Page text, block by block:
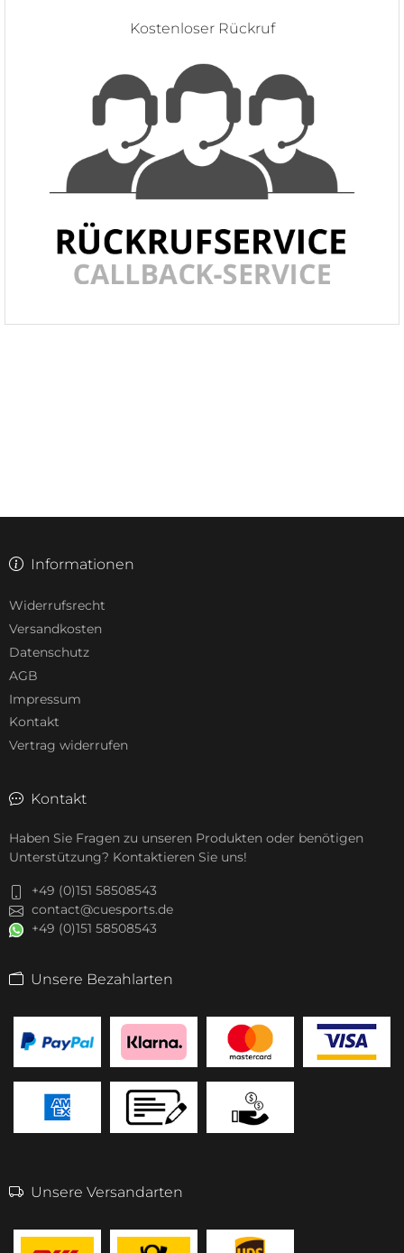
Kostenloser Rückruf
Informationen
Widerrufsrecht
Versandkosten
Datenschutz
AGB
Impressum
Kontakt
Vertrag widerrufen
Kontakt
Haben Sie Fragen zu unseren Produkten oder benötigen
Unterstützung? Kontaktieren Sie uns!
+49 (0)151 58508543
contact@cuesports.de
+49 (0)151 58508543
Unsere Bezahlarten
Unsere Versandarten